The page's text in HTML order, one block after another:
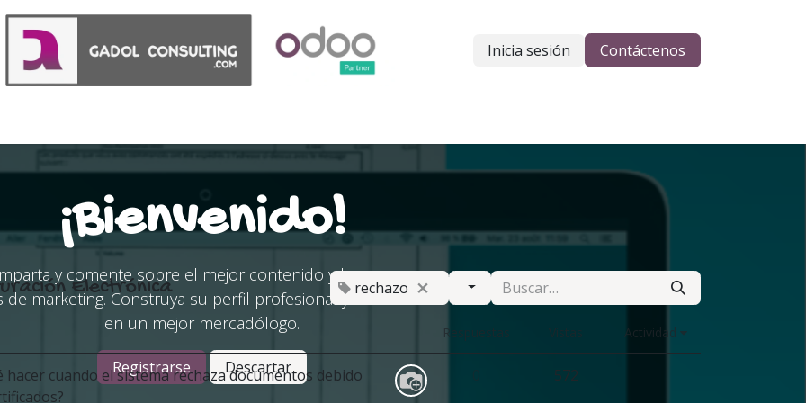
Inicia sesión Contáctenos
¡Bienvenido!
y comente sobre el mejor contenido y las mejores
de marketing. Construya su perfil profesional y conviértase
en un mejor mercadólogo.
Registrarse Descartar
Electrónica rechazo
Respuestas Vistas Actividad
hacer cuando el sistema rechaza documentos debido
572